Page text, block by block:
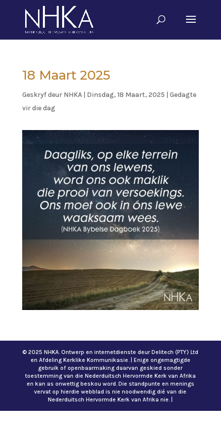
18 Maart 2025
Geskryf deur NHKA| Dinsdag, 18 Maart, 2025 | Gedagte
vir die dag
© 2025 NHKA. Ontwerp en internetdienste deur Delitech (PTY) Ltd
en Afdeling Kerklike Kommunikasie. | Enige ongemagtigde
gebruik of openbaarmaking daarvan geskied sonder
toestemming van die Nederduitsch Hervormde Kerk van Afrika
en kan as onwettig beskou word. Die standpunte en menings
vervat op hierdie webblad is nie noodwendig dié van die
Nederduitsch Hervormde Kerk van Afrika nie. |